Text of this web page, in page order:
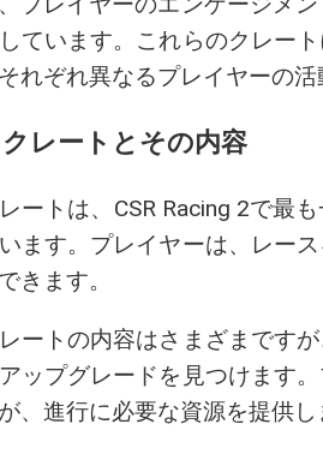
ています。これらのクレー
れぞれ異なるプレイヤーの
レートとその内容
ートは、CSR Racing 2で最
ます。プレイヤーは、レー
きます。
ートの内容はさまざまです
ップグレードを見つけます
、進行に必要な資源を提供し